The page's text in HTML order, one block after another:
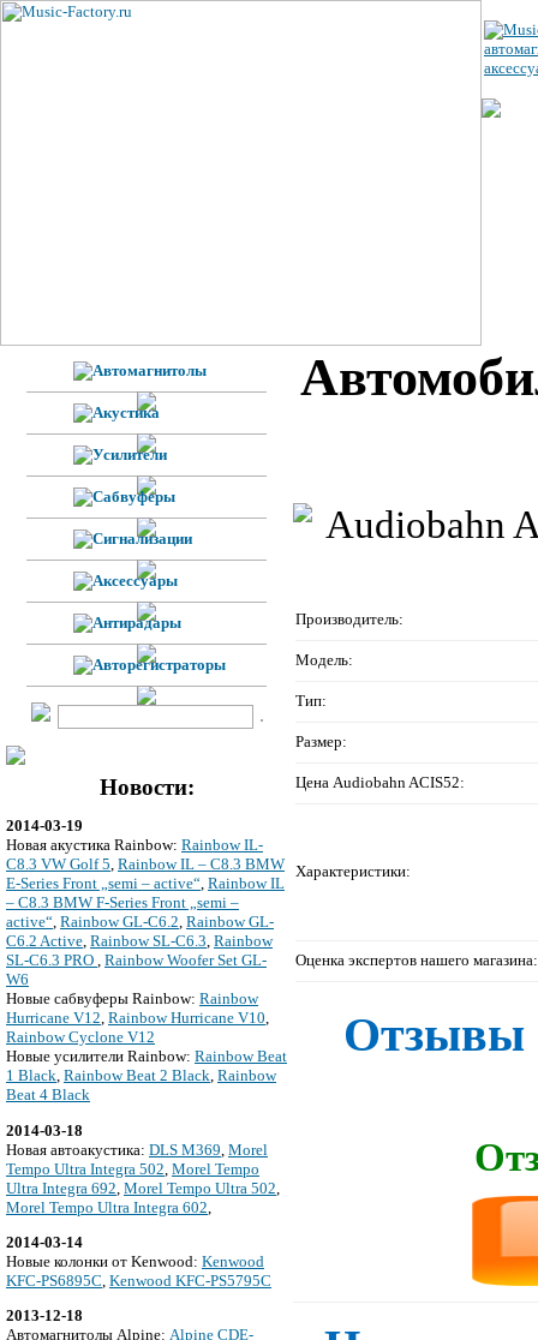
Новости:
2014-03-19
Новая акустика Rainbow: Rainbow IL-
C8.3 VW Golf 5, Rainbow IL – C8.3 BMW
E-Series Front „semi – active“, Rainbow IL
– C8.3 BMW F-Series Front „semi –
active“, Rainbow GL-C6.2, Rainbow GL-
C6.2 Active, Rainbow SL-C6.3, Rainbow
SL-C6.3 PRO , Rainbow Woofer Set GL-
W6
Новые сабвуферы Rainbow: Rainbow
Hurricane V12, Rainbow Hurricane V10,
Rainbow Cyclone V12
Новые усилители Rainbow: Rainbow Beat
1 Black, Rainbow Beat 2 Black, Rainbow
Beat 4 Black
2014-03-18
Новая автоакустика: DLS M369 Morel
Tempo Ultra Integra 502 Morel Tempo
Ultra Integra 692 Morel Tempo Ultra 502
Morel Tempo Ultra Integra 602
2014-03-14
Новые колонки от Kenwood: Kenwood
KFC-PS6895C, Kenwood KFC-PS5795C
2013-12-18
Автомагнитолы Alpine: Alpine CDE-
Производитель:
Модель:
Тип:
Размер:
Цена Audiobahn ACIS52:
Характеристики:
Оценка экспертов нашего магазина:
Отзывы